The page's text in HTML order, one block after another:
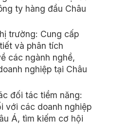
ty hàng đầu Châu
trường: Cung cấp
và phân tích
các ngành nghề,
nghiệp tại Châu
đối tác tiềm năng:
với các doanh nghiệp
Á, tìm kiếm cơ hội